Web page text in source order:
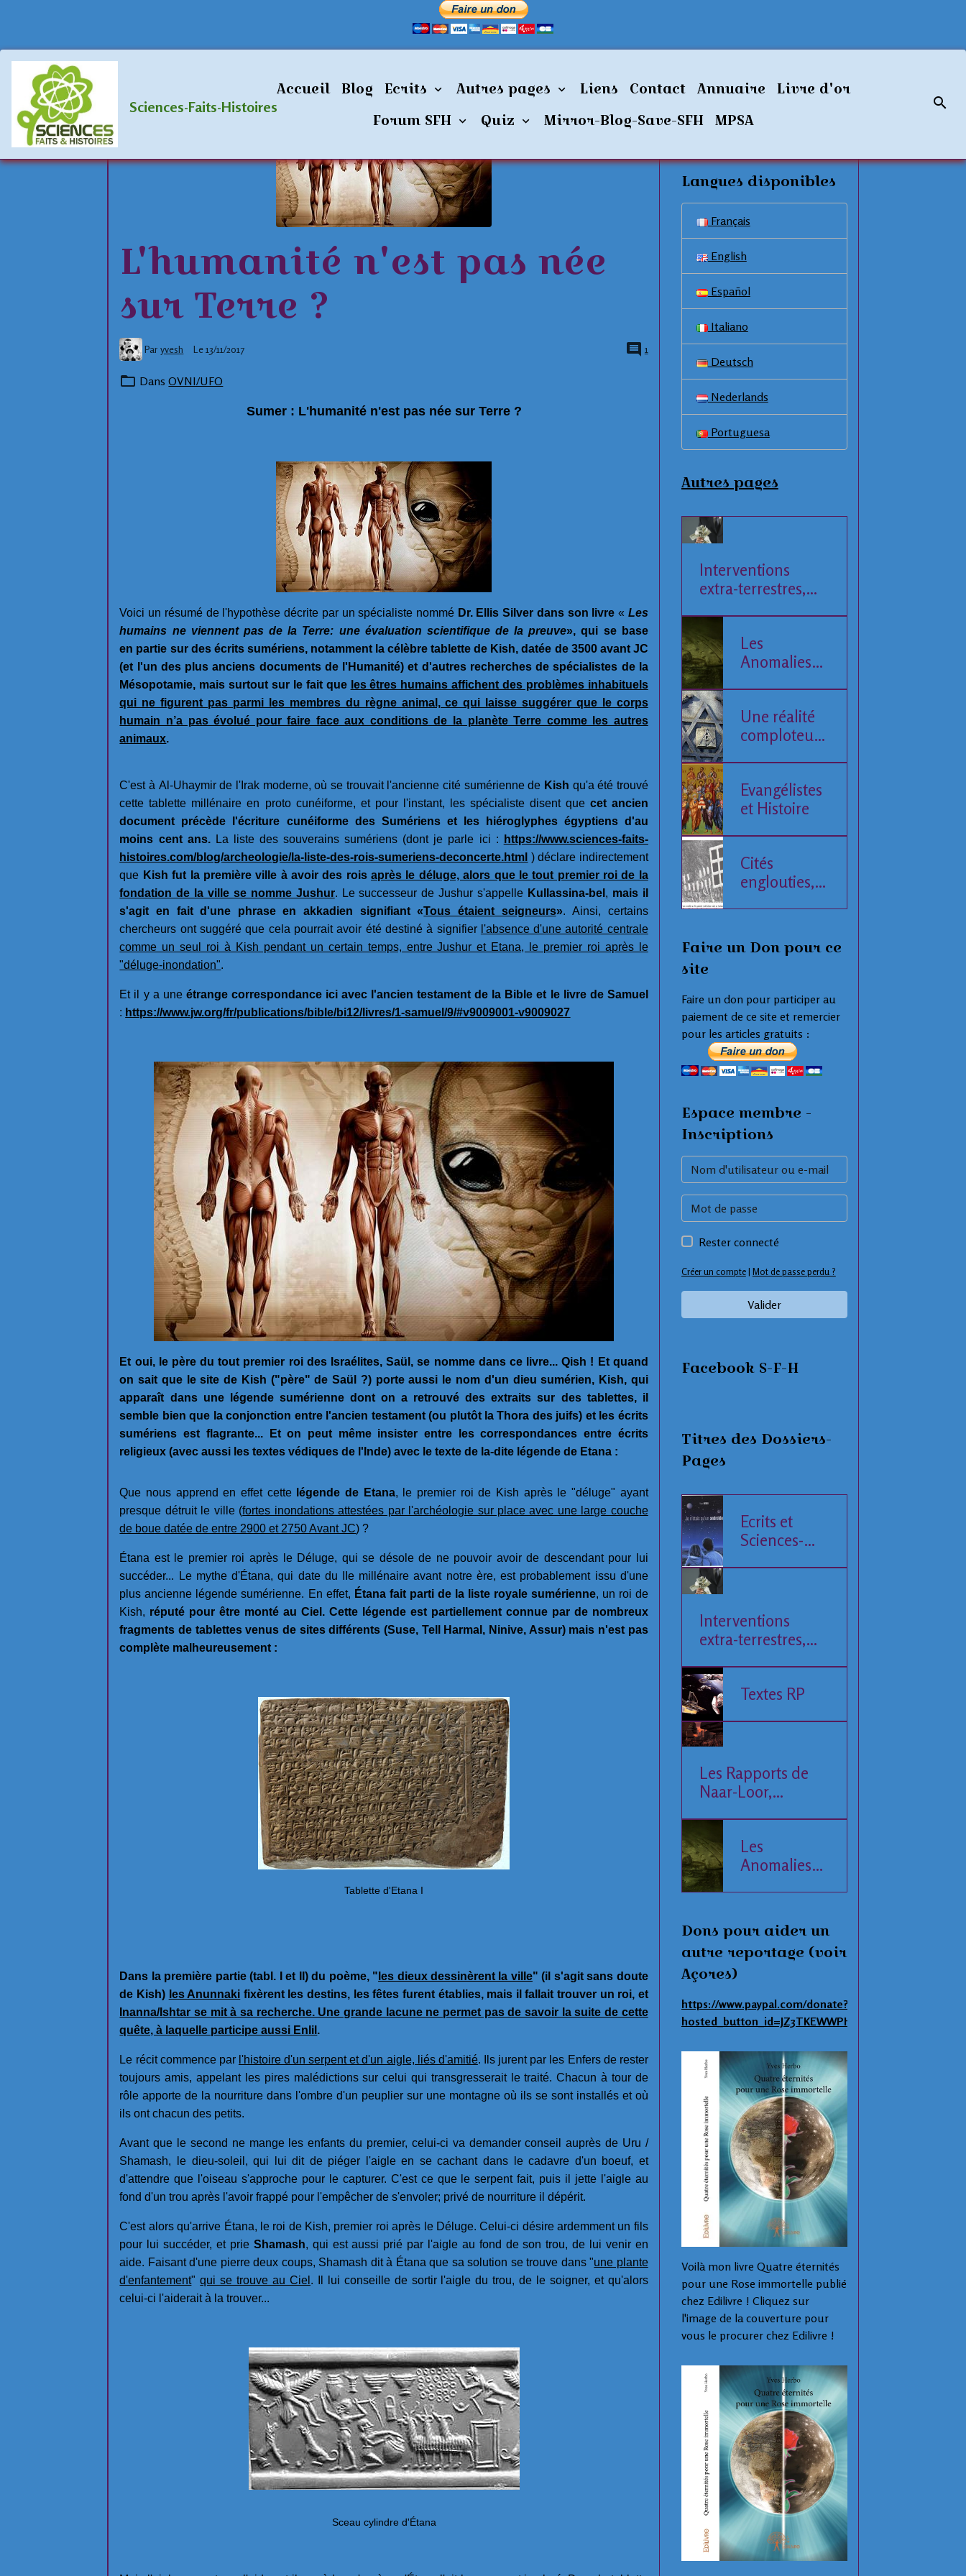
Sciences-Faits-Histoires
Accueil Blog Ecrits Autres pages Liens Contact Annuaire
Livre d'or
Forum SFH
Quiz Mirror-Blog-Save-SFH MPSA
L'humanité n'est pas née sur Terre ?
L'humanité n'est pas née
sur Terre ?
Paryvesh Le 13/11/2017 1
DansOVNI/UFO
Sumer : L'humanité n'est pas née sur Terre ?
Voici un résumé de l'hypothèse décrite par un spécialiste nommé Dr. Ellis Silver dans son livre« Les
humains ne viennent pas de la Terre: une évaluation scientifique de la preuve», qui se base
en partie sur des écrits sumériens, notamment la célèbre tablette de Kish, datée de 3500 avant JC
(et l'un des plus anciens documents de l'Humanité) et d'autres recherches de spécialistes de la
Mésopotamie, mais surtout sur le fait que les êtres humains affichent des problèmes inhabituels
qui ne figurent pas parmi les membres du règne animal, ce qui laisse suggérer que le corps
humain n’a pas évolué pour faire face aux conditions de la planète Terre comme les autres
animaux.
C'est à Al-Uhaymir de l'Irak moderne, où se trouvait l'ancienne cité sumérienne de Kish qu'a été trouvé
cette tablette millénaire en proto cunéiforme, et pour l'instant, les spécialiste disent que cet ancien
document précède l'écriture cunéiforme des Sumériens et les hiéroglyphes égyptiens d'au
moins cent ans. La liste des souverains sumériens (dont je parle ici :
https://www.sciences-faits-
histoires.com/blog/archeologie/la-liste-des-rois-sumeriens-deconcerte.html ) déclare indirectement
que Kish fut la première ville à avoir des roisaprès le déluge, alors que le tout premier roi de la
fondation de la ville se nomme Jushur. Le successeur de Jushur s'appelle Kullassina-bel , mais il
s'agit en fait d'une phrase en akkadien signifiant «Tous étaient seigneurs». Ainsi, certains
chercheurs ont suggéré que cela pourrait avoir été destiné à signifier l'absence d'une autorité centrale
comme un seul roi à Kish pendant un certain temps, entre Jushur et Etana, le premier roi après le
"déluge-inondation".
Et il y a une étrange correspondance ici avec l'ancien testament de la Bible et le livre de Samuel
: https://www.jw.org/fr/publications/bible/bi12/livres/1-samuel/9/#v9009001-v9009027
Et oui, le père du tout premier roi des Israélites, Saül, se nomme dans ce livre... Qish ! Et quand
on sait que le site de Kish ("père" de Saül ?) porte aussi le nom d'un dieu sumérien, Kish, qui
apparaît dans une légende sumérienne dont on a retrouvé des extraits sur des tablettes, il
semble bien que la conjonction entre l'ancien testament (ou plutôt la Thora des juifs) et les écrits
sumériens est flagrante... Et on peut même insister entre les correspondances entre écrits
religieux (avec aussi les textes védiques de l'Inde) avec le texte de la-dite légende de Etana :
Que nous apprend en effet cette légende de Etana, le premier roi de Kish après le "déluge" ayant
presque détruit le ville (fortes inondations attestées par l'archéologie sur place avec une large couche
de boue datée de entre 2900 et 2750 Avant JC) ?
Étana est le premier roi après le Déluge, qui se désole de ne pouvoir avoir de descendant pour lui
succéder... Le mythe d'Étana, qui date du IIe millénaire avant notre ère, est probablement issu d'une
plus ancienne légende sumérienne. En effet, Étana fait parti de la liste royale sumérienne, un roi de
Kish, réputé pour être monté au Ciel. Cette légende est partiellement connue par de nombreux
fragments de tablettes venus de sites différents (Suse, Tell Harmal, Ninive, Assur) mais n'est pas
complète malheureusement :
Tablette d'Etana I
Dans la première partie (tabl. I et II) du poème, " les dieux dessinèrent la ville" (il s'agit sans doute
de Kish) les Anunnaki fixèrent les destins, les fêtes furent établies, mais il fallait trouver un roi, et
Inanna/Ishtar se mit à sa recherche. Une grande lacune ne permet pas de savoir la suite de cette
quête, à laquelle participe aussi Enlil .
Le récit commence par l'histoire d'un serpent et d'un aigle, liés d'amitié. Ils jurent par les Enfers de rester
toujours amis, appelant les pires malédictions sur celui qui transgresserait le traité. Chacun à tour de
rôle apporte de la nourriture dans l'ombre d'un peuplier sur une montagne où ils se sont installés et où
ils ont chacun des petits.
Avant que le second ne mange les enfants du premier, celui-ci va demander conseil auprès de Uru /
Shamash, le dieu-soleil, qui lui dit de piéger l'aigle en se cachant dans le cadavre d'un boeuf, et
d'attendre que l'oiseau s'approche pour le capturer. C'est ce que le serpent fait, puis il jette l'aigle au
fond d'un trou après l'avoir frappé pour l'empêcher de s'envoler; privé de nourriture il dépérit.
C'est alors qu'arrive Étana, le roi de Kish, premier roi après le Déluge. Celui-ci désire ardemment un fils
pour lui succéder, et prie Shamash, qui est aussi prié par l'aigle au fond de son trou, de lui venir en
aide. Faisant d'une pierre deux coups, Shamash dit à Étana que sa solution se trouve dans "une plante
d'enfantement"qui se trouve au Ciel . Il lui conseille de sortir l'aigle du trou, de le soigner, et qu'alors
celui-ci l'aiderait à la trouver...
Sceau cylindre d'Étana
Langues disponibles
Français
English
Español
Italiano
Deutsch
Nederlands
Portuguesa
Autres pages
Interventions
extra-terrestres,
Les
Anomalies
Une réalité
comploteuse
Evangélistes
et Histoire
Cités
englouties,
Faire un Don pour ce
site
Faire un don pour participer au
paiement de ce site et remercier
pour les articles gratuits :
Espace membre -
Inscriptions
Rester connecté
Créer un compte| Mot de passe perdu ?
Valider
Facebook S-F-H
Titres des Dossiers-
Pages
Ecrits et
Sciences-
Interventions
extra-terrestres,
Economie
Textes RP
Les Rapports de
Naar-Loor,
Les
Anomalies
Dons pour aider un
autre reportage (voir
Açores)
https://www.paypal.com/donate?
hosted_button_id=JZ3TKEWWPHNAS
Voilà mon livre Quatre éternités
pour une Rose immortelle publié
chez Edilivre ! Cliquez sur
l'image de la couverture pour
vous le procurer chez Edilivre !